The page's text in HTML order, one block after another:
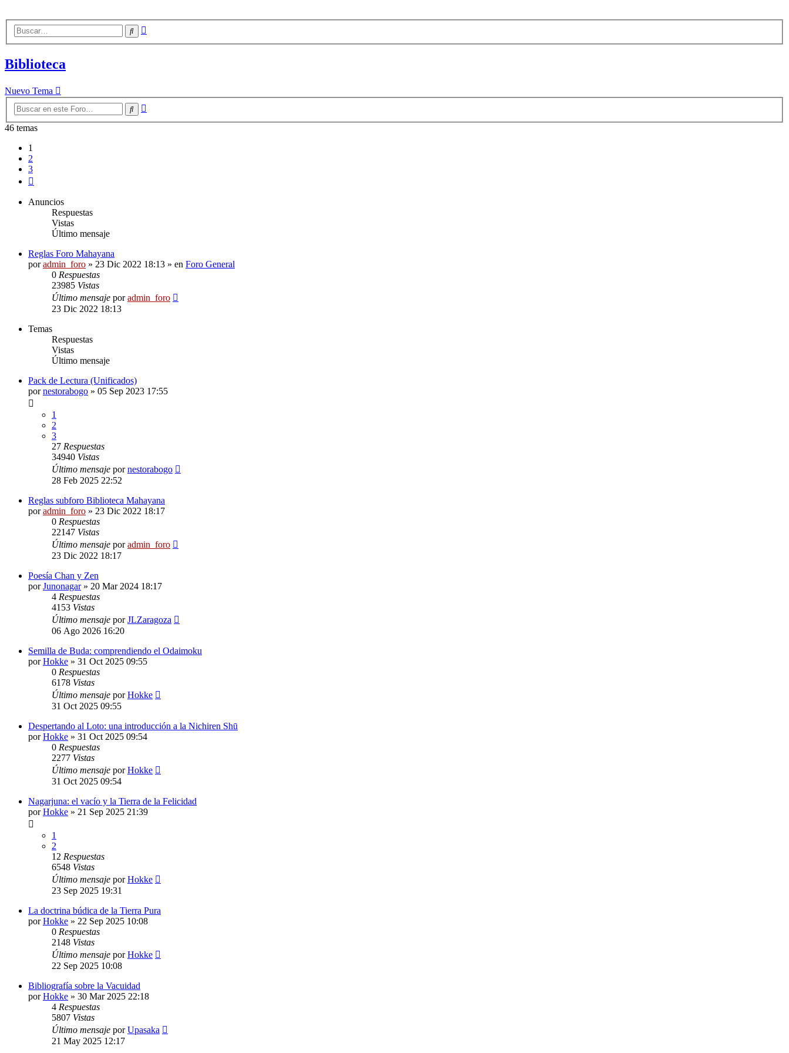
Buscar
Biblioteca
Nuevo Tema
Buscar
46 temas
1
2
3
Anuncios
Respuestas
Vistas
Último mensaje
Reglas Foro Mahayana
poradmin_foro » 23 Dic 2022 18:13 » en Foro General
0 Respuestas
23985 Vistas
Último mensaje poradmin_foro
23 Dic 2022 18:13
Temas
Respuestas
Vistas
Último mensaje
Pack de Lectura (Unificados)
pornestorabogo » 05 Sep 2023 17:55
1
2
3
27 Respuestas
34940 Vistas
Último mensaje pornestorabogo
28 Feb 2025 22:52
Reglas subforo Biblioteca Mahayana
poradmin_foro » 23 Dic 2022 18:17
0 Respuestas
22147 Vistas
Último mensaje poradmin_foro
23 Dic 2022 18:17
Poesía Chan y Zen
porJunonagar» 20 Mar 2024 18:17
4 Respuestas
4153 Vistas
Último mensaje porJLZaragoza
06 Ago 2026 16:20
Semilla de Buda: comprendiendo el Odaimoku
porHokke » 31 Oct 2025 09:55
0 Respuestas
6178 Vistas
Último mensaje porHokke
31 Oct 2025 09:55
Despertando al Loto: una introducción a la Nichiren Shū
porHokke » 31 Oct 2025 09:54
0 Respuestas
2277 Vistas
Último mensaje porHokke
31 Oct 2025 09:54
Nagarjuna: el vacío y la Tierra de la Felicidad
porHokke » 21 Sep 2025 21:39
1
2
12 Respuestas
6548 Vistas
Último mensaje porHokke
23 Sep 2025 19:31
La doctrina búdica de la Tierra Pura
porHokke » 22 Sep 2025 10:08
0 Respuestas
2148 Vistas
Último mensaje porHokke
22 Sep 2025 10:08
Bibliografía sobre la Vacuidad
porHokke » 30 Mar 2025 22:18
4 Respuestas
5807 Vistas
Último mensaje porUpasaka
21 May 2025 12:17